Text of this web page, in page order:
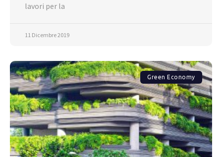
lavori per la
11 Dicembre 2019
Green Economy